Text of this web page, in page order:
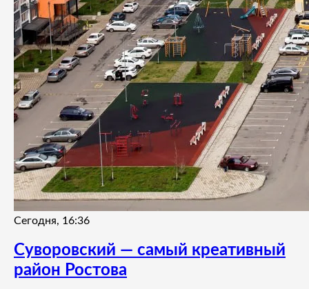
Сегодня, 16:36
Суворовский — самый креативный
район Ростова